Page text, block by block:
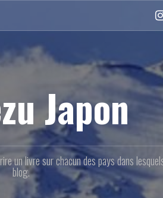
Japon
un livre sur chacun des pays dans
blog.